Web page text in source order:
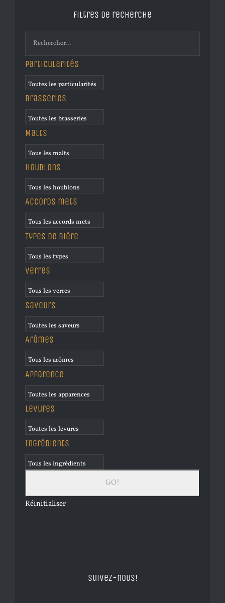
Filtres de recherche
Particularités
Brasseries
Malts
Houblons
Accords mets
Types de bière
Verres
Saveurs
Arômes
Apparence
Levures
Ingrédients
Réinitialiser
Suivez-nous!